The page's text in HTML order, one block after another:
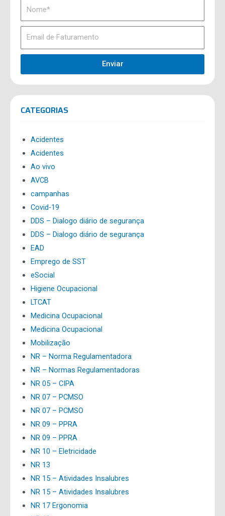
Enviar
CATEGORIAS
Acidentes
Acidentes
Ao vivo
AVCB
campanhas
Covid-19
DDS – Dialogo diário de segurança
DDS – Dialogo diário de segurança
EAD
Emprego de SST
eSocial
Higiene Ocupacional
LTCAT
Medicina Ocupacional
Medicina Ocupacional
Mobilização
NR – Norma Regulamentadora
NR – Normas Regulamentadoras
NR 05 – CIPA
NR 07 – PCMSO
NR 07 – PCMSO
NR 09 – PPRA
NR 09 – PPRA
NR 10 – Eletricidade
NR 13
NR 15 – Atividades Insalubres
NR 15 – Atividades Insalubres
NR 17 Ergonomia